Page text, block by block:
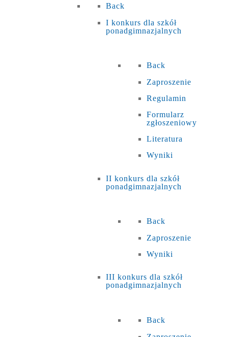
Back
I konkurs dla szkół
ponadgimnazjalnych
Back
Zaproszenie
Regulamin
Formularz
zgłoszeniowy
Literatura
Wyniki
II konkurs dla szkół
ponadgimnazjalnych
Back
Zaproszenie
Wyniki
III konkurs dla szkół
ponadgimnazjalnych
Back